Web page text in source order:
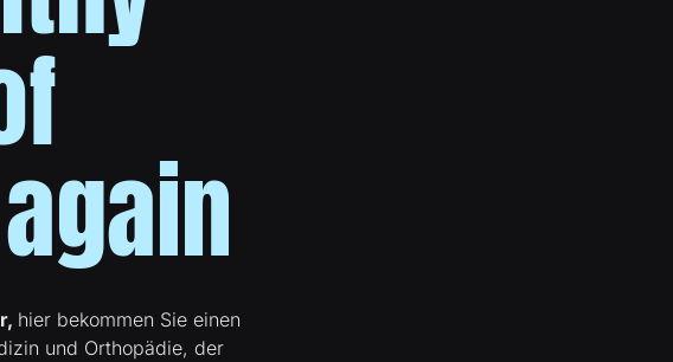
hier bekommen Sie einen
und Orthopädie, der